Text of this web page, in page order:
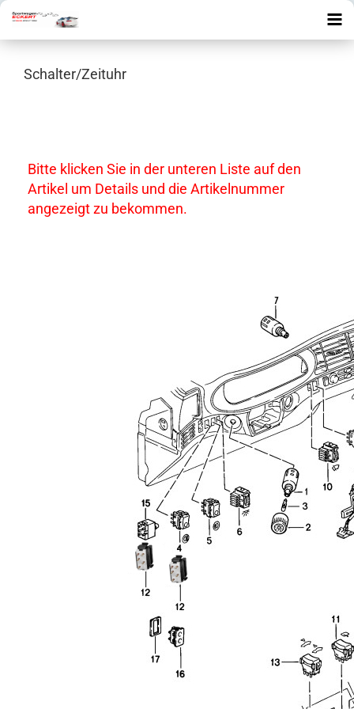
Schalter/Zeituhr
Bitte klicken Sie in der unteren Liste auf den
Artikel um Details und die Artikelnummer
angezeigt zu bekommen.